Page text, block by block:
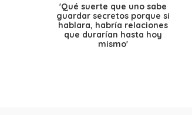
'Qué suerte que uno sabe
guardar secretos porque si
hablara, habría relaciones
que durarían hasta hoy
mismo'